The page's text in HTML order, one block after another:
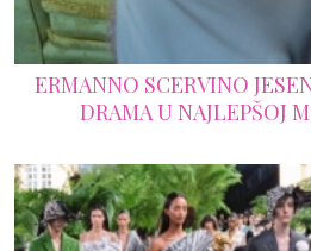
ERMANNO SCERVINO
DRAMA U NAJLEPŠOJ